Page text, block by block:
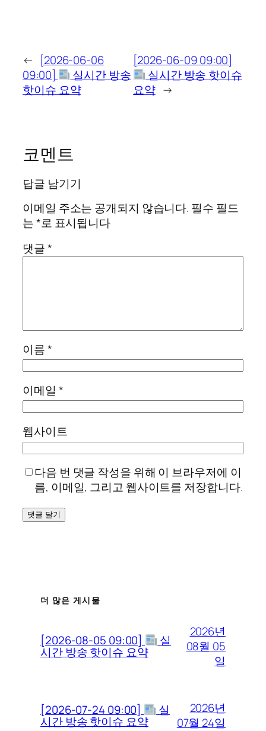
← [2026-06-06
09:00]
실시간 방송
핫이슈 요약
[2026-06-09 09:00]
실시간 방송 핫이슈
요약 →
코멘트
답글 남기기
이메일 주소는 공개되지 않습니다. 필수 필드
는*로 표시됩니다
댓글*
이름*
이메일 *
웹사이트
다음 번 댓글 작성을 위해 이 브라우저에 이
름, 이메일, 그리고 웹사이트를 저장합니다.
더 많은 게시물
[2026-08-05 09:00] 실
시간 방송 핫이슈 요약
2026년
08월 05
일
[2026-07-24 09:00] 실
시간 방송 핫이슈 요약
2026년
07월 24일